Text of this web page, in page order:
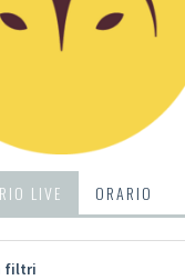
LIVE ORARIO
filtri